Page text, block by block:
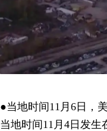
●当地时间11月6日，
当地时间11月4日发